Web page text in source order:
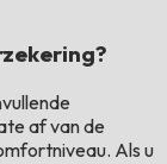
af van de
Als u